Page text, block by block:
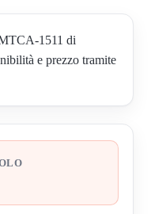
1511 di
e prezzo tramite